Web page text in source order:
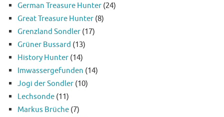
German Treasure Hunter (24)
Great Treasure Hunter (8)
Grenzland Sondler (17)
Grüner Bussard (13)
History Hunter (14)
Imwassergefunden (14)
Jogi der Sondler (10)
Lechsonde (11)
Markus Brüche (7)